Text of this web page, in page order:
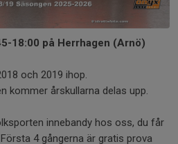
18:00 på Herrhagen (Arnö)
och 2019 ihop.
kommer årskullarna delas upp.
innebandy hos oss, du får
4 gångerna är gratis prova